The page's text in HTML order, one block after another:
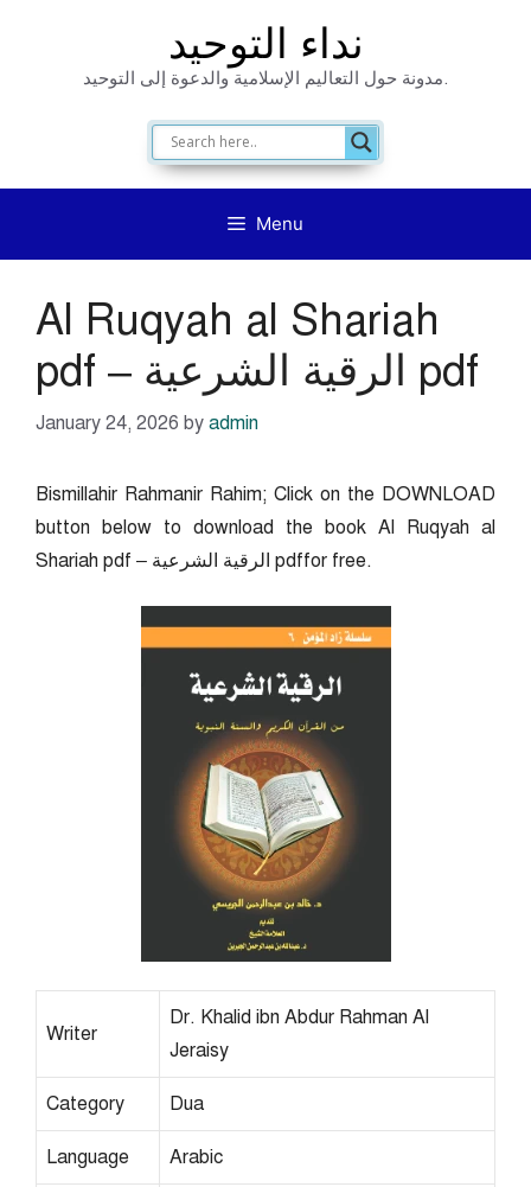
نداء التوحيد
مدونة حول التعاليم الإسلامية والدعوة إلى التوحيد.
Menu
Al Ruqyah al Shariah
pdf – الرقية الشرعية pdf
January 24, 2026 by admin
Bismillahir Rahmanir Rahim; Click on the DOWNLOAD
button below to download the book Al Ruqyah al
Shariah pdf – الرقية الشرعية pdffor free.
Writer
Dr. Khalid ibn Abdur Rahman Al
Jeraisy
Category Dua
Language Arabic